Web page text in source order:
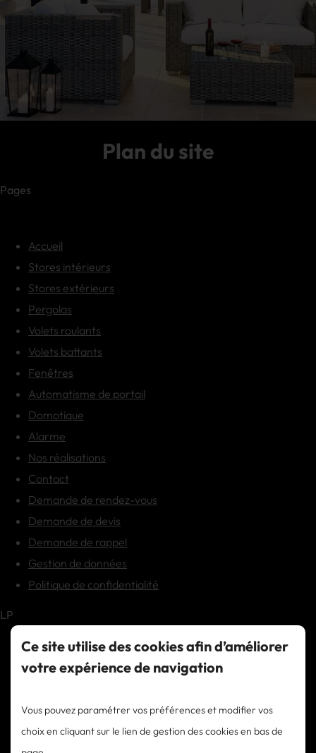
Plan du site
Pages
Accueil
Stores intérieurs
Stores extérieurs
Pergolas
Volets roulants
Volets battants
Fenêtres
Automatisme de portail
Domotique
Alarme
Nos réalisations
Contact
Demande de rendez-vous
Demande de devis
Demande de rappel
Gestion de données
Politique de confidentialité
LP
Installation volet roulant à Beaulieu-sur-Mer
Installation volet roulant à Cannes
Installation volet roulant à Eze
Ce site utilise des cookies afin d’améliorer
votre expérience de navigation
Vous pouvez paramétrer vos préférences et modifier vos
choix en cliquant sur le lien de gestion des cookies en bas de